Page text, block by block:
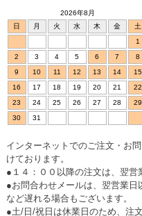
2026年8月
日
月 火 水 木 金
土
1
2
3 4 5 6 7
8
9
10 11 12 13 14
15
16
17 18 19 20 21
22
23
24 25 26 27 28
29
30
31
インターネットでのご注文・お
けております。
●１４：００以降の注文は、翌営
●お問合わせメールは、翌営業
など遅れる場合もございます。
●土/日/祝日は休業日のため、注